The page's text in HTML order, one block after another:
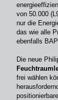
von 50.000
nur die
das wie alle
ebenfalls
Die neue
frei wählen